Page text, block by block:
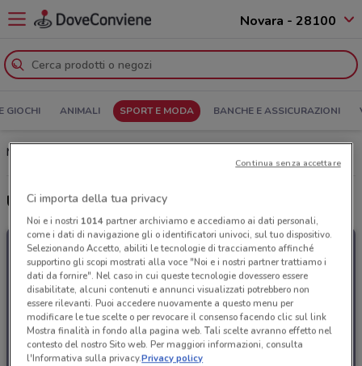
Novara - 28100
GIOCHI ANIMALI SPORT E MODA BANCHE E ASSICURAZIONI
Motoabbigliamento Novara: Volantino, Orari di apertura e Indirizzi
Ci importa della tua privacy
Noi e i nostri 1014partner archiviamo e accediamo ai dati personali,
come i dati di navigazione gli o identificatori univoci, sul tuo dispositivo.
Selezionando Accetto, abiliti le tecnologie di tracciamento affinché
supportino gli scopi mostrati alla voce "Noi e i nostri partner trattiamo i
dati da fornire". Nel caso in cui queste tecnologie dovessero essere
disabilitate, alcuni contenuti e annunci visualizzati potrebbero non
essere rilevanti. Puoi accedere nuovamente a questo menu per
modificare le tue scelte o per revocare il consenso facendo clic sul link
Mostra finalità in fondo alla pagina web. Tali scelte avranno effetto nel
contesto del nostro Sito web. Per maggiori informazioni, consulta
l'Informativa sulla privacy.Privacy policy
Continua senza accettare